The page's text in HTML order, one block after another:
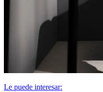
Le puede interesar: